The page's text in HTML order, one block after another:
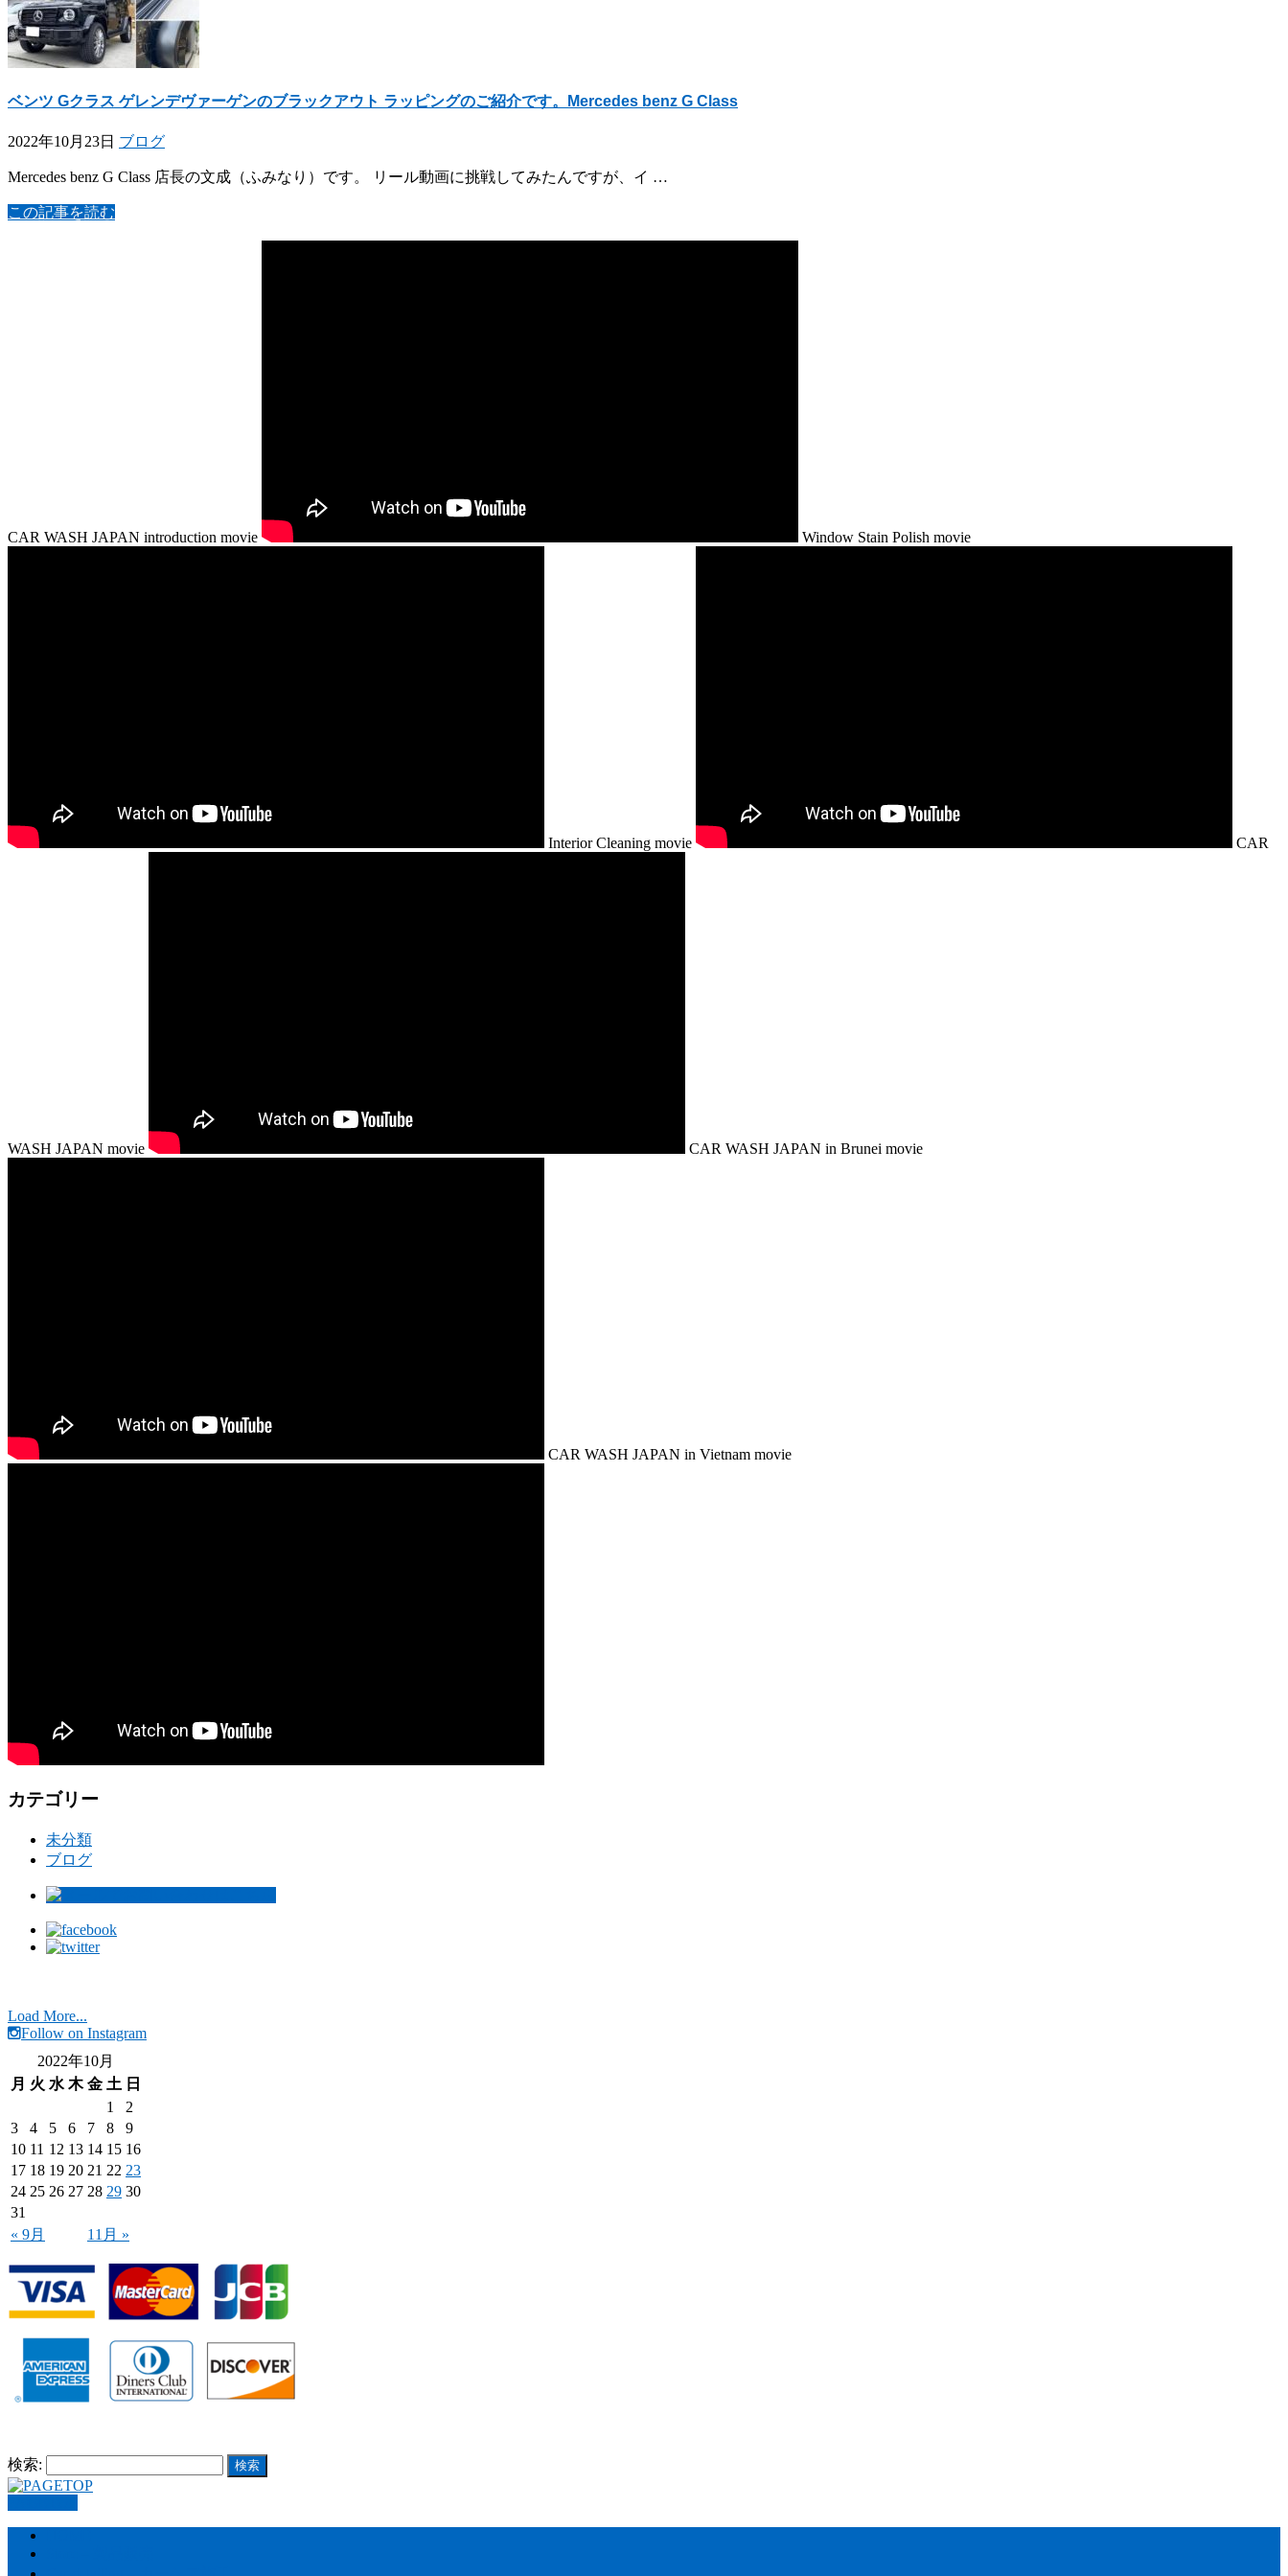
ベンツ Gクラス ゲレンデヴァーゲンのブラックアウト ラッピングのご紹介です。Mercedes benz G Class
2022年10月23日 ブログ
Mercedes benz G Class 店長の文成（ふみなり）です。 リール動画に挑戦してみたんですが、イ …
この記事を読む
CAR WASH JAPAN introduction movie Window Stain Polish movie
Interior Cleaning movie CAR
WASH JAPAN movie CAR WASH JAPAN in Brunei movie
CAR WASH JAPAN in Vietnam movie
カテゴリー
未分類
ブログ
Load More...
Follow on Instagram
2022年10月
月 火 水 木 金 土 日
« 9月 11月 »
1
2
3
4 5 6 7 8
9
10 11 12 13 14 15 16
17 18 19 20 21 22 23
24 25 26 27 28 29 30
31
検索: